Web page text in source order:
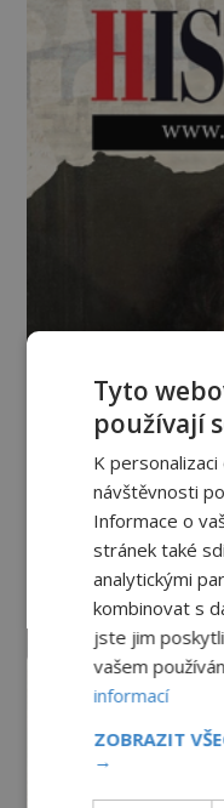
Tyto
používají
K
návštěvnosti
Informace o
stránek také
analytickými
kombinovat s
jste jim
vašem
informací
ZOBRAZIT
→